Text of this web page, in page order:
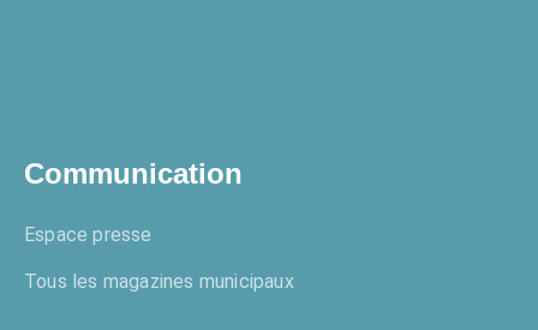
Communication
Espace presse
Tous les magazines municipaux